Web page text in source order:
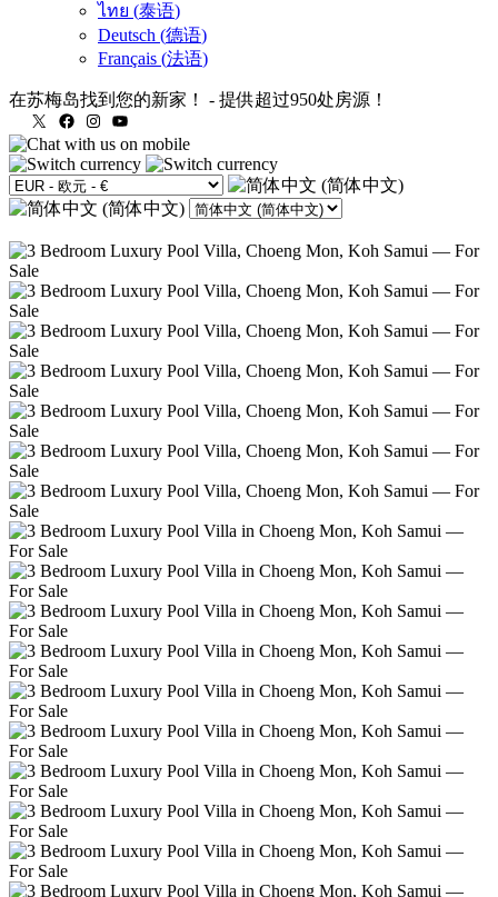
ไทย (泰语)
Deutsch (德语)
Français (法语)
在苏梅岛找到您的新家！ - 提供超过950处房源！
X
FacebookInstagram